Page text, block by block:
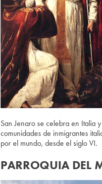
San Jenaro se celebra en Italia
comunidades de inmigrantes
por el mundo, desde el siglo VI.
PARROQUIA DEL